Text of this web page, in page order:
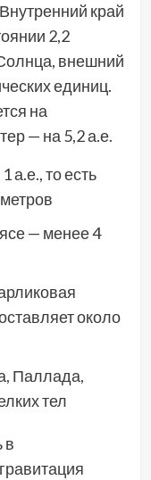
край
2,2
внешний
единиц.
на
— на 5,2 а.е.
а.е., то есть
— менее 4
около
Паллада,
тел
в